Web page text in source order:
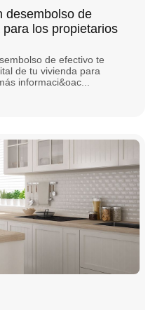
desembolso de
los propietarios
de efectivo te
de tu vivienda para
informaci&oac...